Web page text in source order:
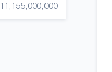
11,155,000,000